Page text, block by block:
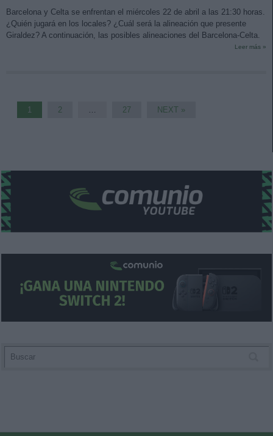
Barcelona y Celta se enfrentan el miércoles 22 de abril a las 21:30 horas.
¿Quién jugará en los locales? ¿Cuál será la alineación que presente
Giraldez? A continuación, las posibles alineaciones del Barcelona-Celta.
Leer más »
1 2 27 NEXT »